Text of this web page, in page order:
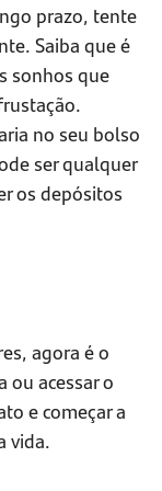
prazo, tente
Saiba que é
sonhos que
no seu bolso
ser qualquer
os depósitos
agora é o
ou acessar o
e começar a
vida.